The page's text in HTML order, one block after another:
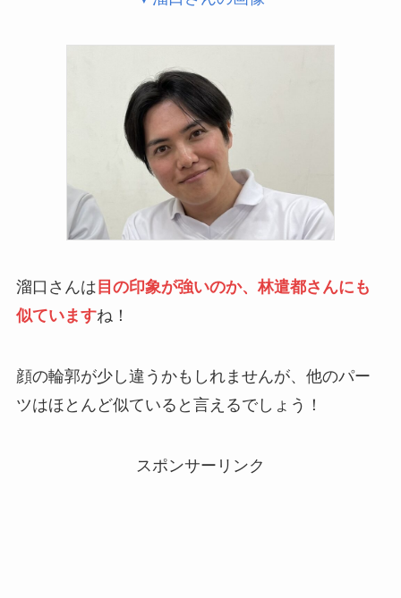
溜口さんは 目の印象が強いのか、林遣都さんにも
似ていますね！
顔の輪郭が少し違うかもしれませんが、他のパー
ツはほとんど似ていると言えるでしょう！
スポンサーリンク